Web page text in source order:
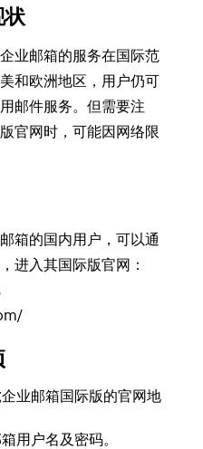
状
业邮箱的服务在国际范
和欧洲地区，用户仍可
邮件服务。但需要注
官网时，可能因网络限
箱的国内用户，可以通
进入其国际版官网：
业邮箱国际版的官网地
用户名及密码。